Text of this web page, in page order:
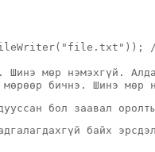
FileWriter("file.txt"));
мөр нэмэхгүй.
бичнэ. Шинэ мөр
бол заавал
байх